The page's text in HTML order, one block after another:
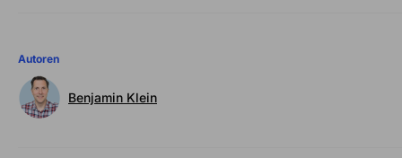
Autoren
Benjamin Klein